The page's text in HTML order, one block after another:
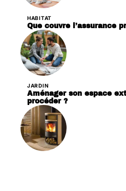
HABITAT
Que couvre l’assurance
JARDIN
Aménager son espace
procéder ?